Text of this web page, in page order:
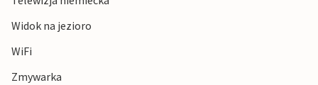
Widok na jezioro
WiFi
Zmywarka